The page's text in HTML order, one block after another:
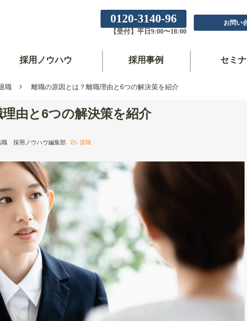
0120-3140-96
【受付】平日9:00〜18:00
お問い
採用ノウハウ 採用事例 セミ
職 離職の原因とは？離職理由と6つの解決策を紹介
由と6つの解決策を紹介
職 採用ノウハウ編集部 退職